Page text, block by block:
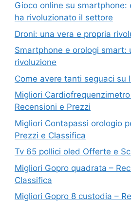
Gioco online su smartphone:
ha rivoluzionato il settore
Droni: una vera e propria
Smartphone e orologi smart:
rivoluzione
Come avere tanti seguaci su
Migliori
Recensioni e Prezzi
Migliori Contapassi orologio
Prezzi e Classifica
Tv 65 pollici oled Offerte e
Migliori Gopro quadrata –
Classifica
Migliori Gopro 8 custodia –